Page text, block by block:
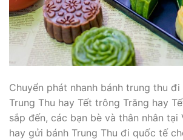
Chuyển phát nhanh bánh trung thu
Trung Thu hay Tết trông Trăng hay
sắp đến, các bạn bè và thân nhân tại
hay gửi bánh Trung Thu đi quốc tế